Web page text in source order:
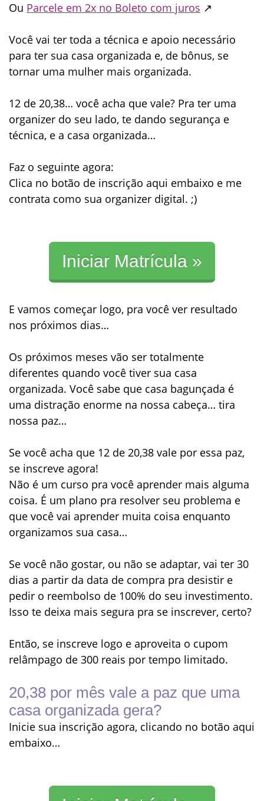
Ou Parcele em 2x no Boleto com juros ↗
Você vai ter toda a técnica e apoio necessário
para ter sua casa organizada e, de bônus, se
tornar uma mulher mais organizada.
12 de 20,38… você acha que vale? Pra ter uma
organizer do seu lado, te dando segurança e
técnica, e a casa organizada…
Faz o seguinte agora:
Clica no botão de inscrição aqui embaixo e me
contrata como sua organizer digital. ;)
Iniciar Matrícula »
E vamos começar logo, pra você ver resultado
nos próximos dias…
Os próximos meses vão ser totalmente
diferentes quando você tiver sua casa
organizada. Você sabe que casa bagunçada é
uma distração enorme na nossa cabeça… tira
nossa paz…
Se você acha que 12 de 20,38 vale por essa paz,
se inscreve agora!
Não é um curso pra você aprender mais alguma
coisa. É um plano pra resolver seu problema e
que você vai aprender muita coisa enquanto
organizamos sua casa…
Se você não gostar, ou não se adaptar, vai ter 30
dias a partir da data de compra pra desistir e
pedir o reembolso de 100% do seu investimento.
Isso te deixa mais segura pra se inscrever, certo?
Então, se inscreve logo e aproveita o cupom
relâmpago de 300 reais por tempo limitado.
20,38 por mês vale a paz que uma
casa organizada gera?
Inicie sua inscrição agora, clicando no botão aqui
embaixo…